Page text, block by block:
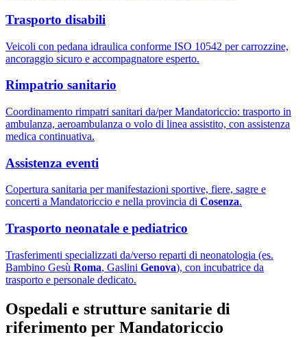
Trasporto disabili
Veicoli con pedana idraulica conforme ISO 10542 per carrozzine,
ancoraggio sicuro e accompagnatore esperto.
Rimpatrio sanitario
Coordinamento rimpatri sanitari da/per Mandatoriccio: trasporto in
ambulanza, aeroambulanza o volo di linea assistito, con assistenza
medica continuativa.
Assistenza eventi
Copertura sanitaria per manifestazioni sportive, fiere, sagre e
concerti a Mandatoriccio e nella provincia di Cosenza.
Trasporto neonatale e pediatrico
Trasferimenti specializzati da/verso reparti di neonatologia (es.
Bambino Gesù Roma, Gaslini Genova), con incubatrice da
trasporto e personale dedicato.
Ospedali e strutture sanitarie di
riferimento per Mandatoriccio